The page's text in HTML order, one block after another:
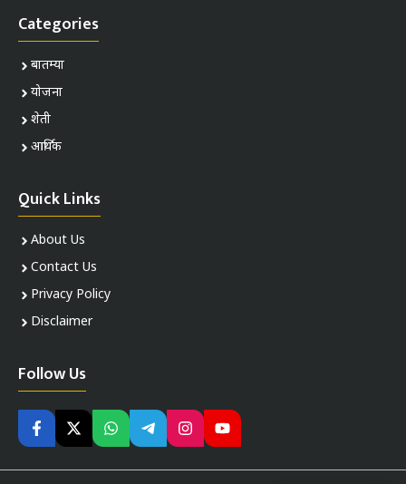
Categories
बातम्या
योजना
शेती
आर्थिक
Quick Links
About Us
Contact Us
Privacy Policy
Disclaimer
Follow Us